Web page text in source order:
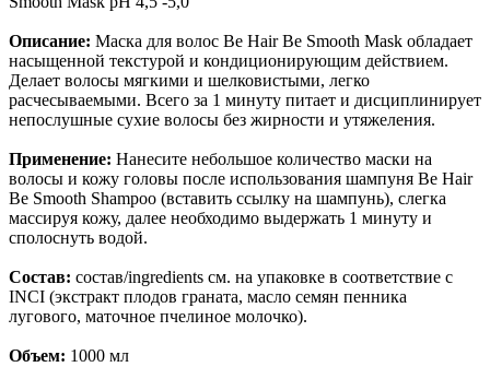
Описание: Маска для волос Be Hair Be Smooth Mask обладает
насыщенной текстурой и кондиционирующим действием.
Делает волосы мягкими и шелковистыми, легко
расчесываемыми. Всего за 1 минуту питает и дисциплинирует
непослушные сухие волосы без жирности и утяжеления.
Применение: Нанесите небольшое количество маски на
волосы и кожу головы после использования шампуня Be Hair
Be Smooth Shampoo (вставить ссылку на шампунь), слегка
массируя кожу, далее необходимо выдержать 1 минуту и
сполоснуть водой.
Состав: состав/ingredients см. на упаковке в соответствие с
INCI (экстракт плодов граната, масло семян пенника
лугового, маточное пчелиное молочко).
Объем: 1000 мл